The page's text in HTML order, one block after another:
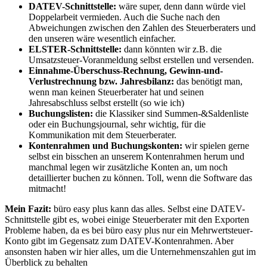
DATEV-Schnittstelle: wäre super, denn dann würde viel
Doppelarbeit vermieden. Auch die Suche nach den
Abweichungen zwischen den Zahlen des Steuerberaters und
den unseren wäre wesentlich einfacher.
ELSTER-Schnittstelle: dann könnten wir z.B. die
Umsatzsteuer-Voranmeldung selbst erstellen und versenden.
Einnahme-Überschuss-Rechnung, Gewinn-und-
Verlustrechnung bzw. Jahresbilanz: das benötigt man,
wenn man keinen Steuerberater hat und seinen
Jahresabschluss selbst erstellt (so wie ich)
Buchungslisten: die Klassiker sind Summen-&Saldenliste
oder ein Buchungsjournal, sehr wichtig, für die
Kommunikation mit dem Steuerberater.
Kontenrahmen und Buchungskonten: wir spielen gerne
selbst ein bisschen an unserem Kontenrahmen herum und
manchmal legen wir zusätzliche Konten an, um noch
detaillierter buchen zu können. Toll, wenn die Software das
mitmacht!
Mein Fazit: büro easy plus kann das alles. Selbst eine DATEV-
Schnittstelle gibt es, wobei einige Steuerberater mit den Exporten
Probleme haben, da es bei büro easy plus nur ein Mehrwertsteuer-
Konto gibt im Gegensatz zum DATEV-Kontenrahmen. Aber
ansonsten haben wir hier alles, um die Unternehmenszahlen gut im
Überblick zu behalten